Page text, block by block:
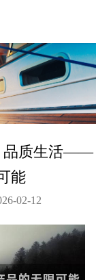
品质生活——
能
02-12